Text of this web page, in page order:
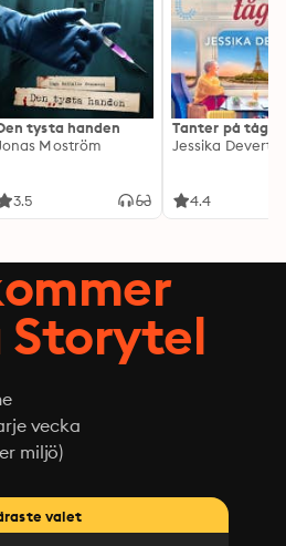
tysta handen
Moström
3.5
Tanter på tåg
Jessika Devert
4.4
Storytel
vecka
miljö)
valet